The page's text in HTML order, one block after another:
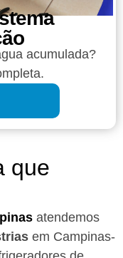
acumulada?
que
atendemos
em Campinas-